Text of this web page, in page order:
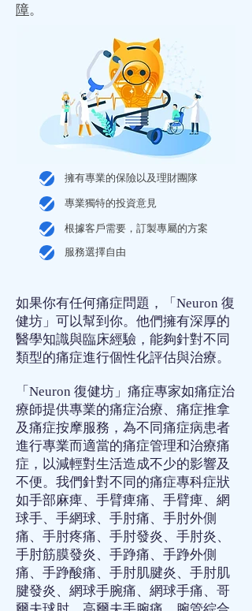
障。
擁有專業的保險以及理財團隊
專業獨特的投資意見
根據客戶需要，訂製專屬的方案
服務選擇自由
如果你有任何痛症問題，「Neuron 復
健坊」可以幫到你。他們擁有深厚的
醫學知識與臨床經驗，能夠針對不同
類型的痛症進行個性化評估與治療。
「Neuron 復健坊」 痛症專家如痛症治
療師提供專業的痛症治療、 痛症推拿
及痛症按摩服務，為不同痛症病患者
進行專業而適當的痛症管理和治療痛
症 ，以減輕對生活造成不少的影響及
不便。我們針對不同的痛症專科症狀
如手部麻痺、 手臂痺痛、 手臂痺、 網
球手、 手網球、 手肘痛、 手肘外側
痛、 手肘疼痛、 手肘發炎、 手肘炎、
手肘筋膜發炎、 手踭痛、 手踭外側
痛、 手踭酸痛、 手肘肌腱炎、 手肘肌
腱發炎、 網球手腕痛、 網球手痛、 哥